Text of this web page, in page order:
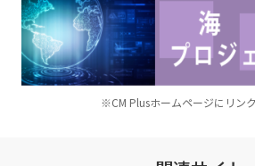
※CM Plusホームページにリン